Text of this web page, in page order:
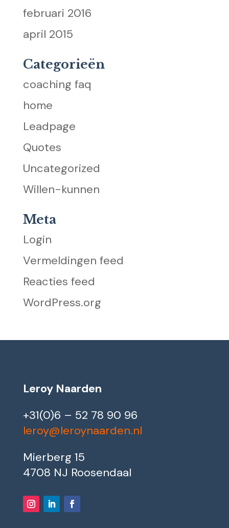
februari 2016
april 2015
Categorieën
coaching faq
home
Leadpage
Quotes
Uncategorized
Willen-kunnen
Meta
Login
Vermeldingen feed
Reacties feed
WordPress.org
Leroy Naarden
+31(0)6 – 52 78 90 96
leroy@leroynaarden.nl
Mierberg 15
4708 NJ Roosendaal